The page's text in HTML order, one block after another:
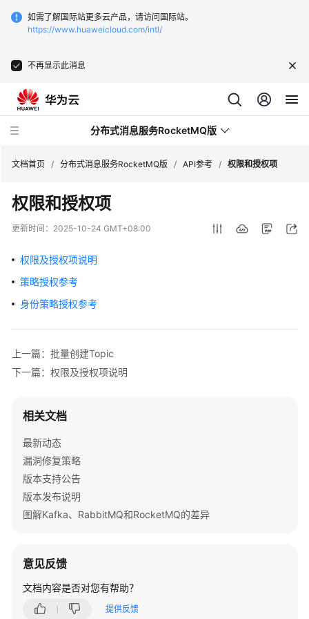
如需了解国际站更多云产品，请访问国际站。
https://www.huaweicloud.com/intl/
不再显示此消息
分布式消息服务RocketMQ版
最
新
态
服
务
产
品
绍
计
费
明
快
门
用
文档首页 / 分布式消息服务RocketMQ版 / API参考 / 权限和授权项
权限和授权项
更新时间： 2025-10-24 GMT+08:00
权限及授权项说明
策略授权参考
身份策略授权参考
上一篇：批量创建Topic
下一篇：权限及授权项说明
相关文档
最新动态
漏洞修复策略
版本支持公告
版本发布说明
图解Kafka、RabbitMQ和RocketMQ的差异
意见反馈
文档内容是否对您有帮助？
提供反馈